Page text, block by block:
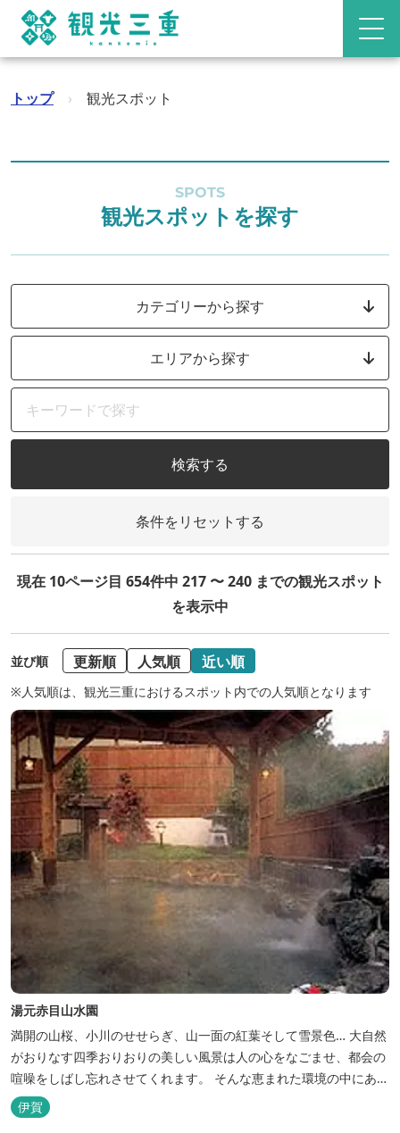
トップ › 観光スポット
SPOTS
観光スポットを探す
カテゴリーから探す
エリアから探す
検索する
条件をリセットする
現在 10ページ目 654件中 217 〜 240 までの観光スポット
を表示中
並び順 更新順 人気順 近い順
※人気順は、観光三重におけるスポット内での人気順となります
湯元赤目山水園
満開の山桜、小川のせせらぎ、山一面の紅葉そして雪景色… 大自然
がおりなす四季おりおりの美しい風景は人の心をなごませ、都会の
喧噪をしばし忘れさせてくれます。 そんな恵まれた環境の中にあ
る、純和風造りの閑静なたたずまい …それが赤目山水園です。 ま
た、赤目山水園の園内からこんこんと湧き出る天然温泉「赤目温泉
伊賀